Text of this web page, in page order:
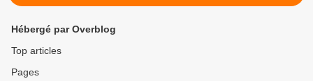
Hébergé par Overblog
Top articles
Pages